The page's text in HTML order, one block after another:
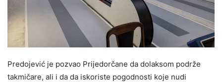
Predojević je pozvao Prijedorčane da dolaksom podrže
takmičare, ali i da da iskoriste pogodnosti koje nudi